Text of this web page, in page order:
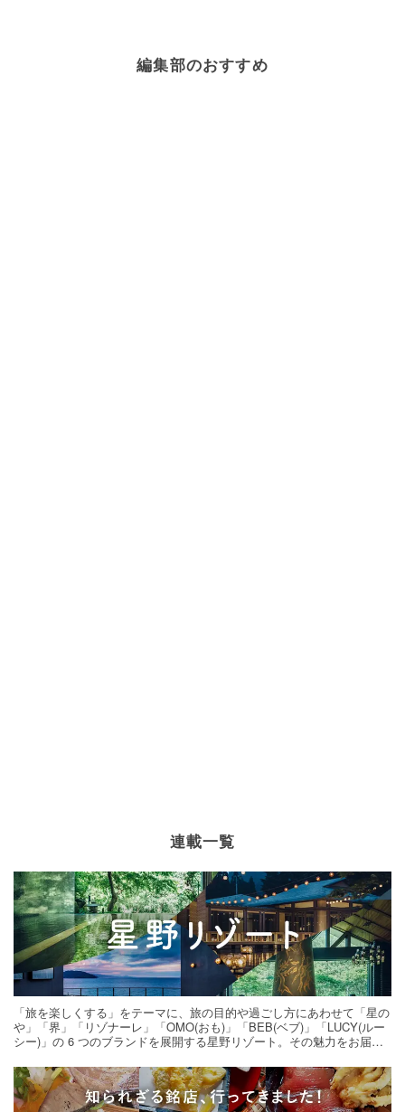
編集部のおすすめ
連載一覧
「旅を楽しくする」をテーマに、旅の目的や過ごし方にあわせて「星の
や」「界」「リゾナーレ」「OMO(おも)」「BEB(ベブ)」「LUCY(ルー
シー)」の 6 つのブランドを展開する星野リゾート。その魅力をお届け